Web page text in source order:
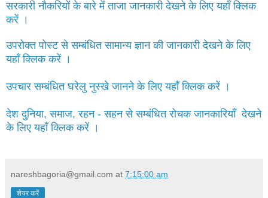
सरकारी नौकरियों के बारे में ताजा जानकारी देखने के लिए यहाँ क्लिक
करें ।
उपरोक्त पोस्ट से सम्बंधित सामान्य ज्ञान की जानकारी देखने के लिए
यहाँ क्लिक करें ।
उपचार सम्बंधित घरेलु नुस्खे जानने के लिए यहाँ क्लिक करें ।
देश दुनिया, समाज, रहन - सहन से सम्बंधित रोचक जानकारियाँ देखने
के लिए यहाँ क्लिक करें ।
nareshbagoria@gmail.com at 7:15:00 am
शेयर करें